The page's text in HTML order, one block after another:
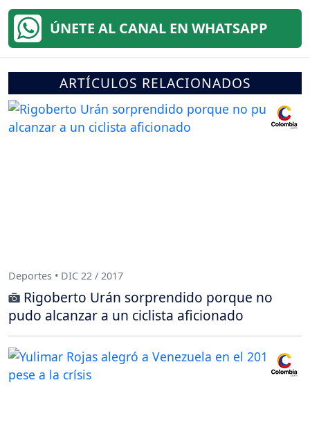
ÚNETE AL CANAL EN WHATSAPP
ARTÍCULOS RELACIONADOS
Deportes • DIC 22 / 2017
Rigoberto Urán sorprendido porque no
pudo alcanzar a un ciclista aficionado